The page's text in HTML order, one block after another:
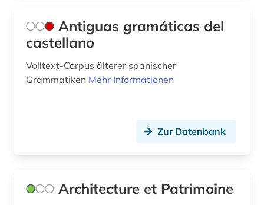
geschichte 1807-1929 (1)
geschichte 1850-1900 (2)
geschichte <1680-1800> (1)
Antiguas gramáticas del
castellano
Volltext-Corpus älterer spanischer
Grammatiken Mehr Informationen
Zur Datenbank
Architecture et Patrimoine